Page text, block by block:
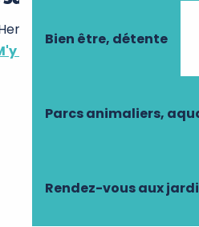
Bien être, détente
Parcs animaliers,
Rendez-vous aux
41310 Sasnières
rendre